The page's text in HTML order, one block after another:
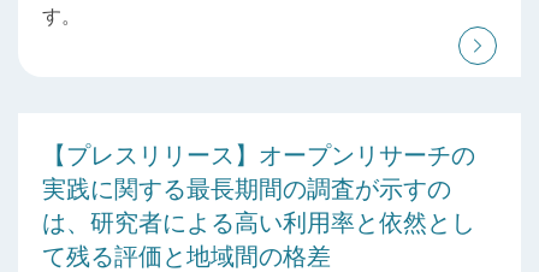
す。
【プレスリリース】オープンリサーチの
実践に関する最長期間の調査が示すの
は、研究者による高い利用率と依然とし
て残る評価と地域間の格差